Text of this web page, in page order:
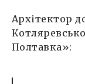
Архітектор
Полтавка»: